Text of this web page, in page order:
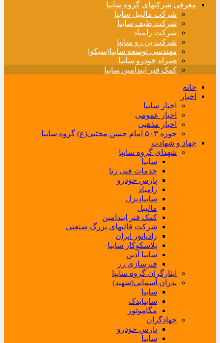
معرفی شرکتهای گروه سایپا
شرکت مالیبل سایپا
شرکت طیف سایپا
شرکت زامیاد
شرکت بن رو سایپا
مهندسی توسعه سایپا(سیکو)
همراه خودرو سایپا
کمک فنر ایندامین سایپا
خانه
اخبار
اخبار سایپا
اخبار عمومی
اخبار مذهبی
حوزه ۵۰۳ امام حسن مجتبی(ع) گروه سایپا
جهاد و شهادت
شهدای گروه سایپا
سایپا
خدمات فنی رنا
پارس خودرو
زامیاد
سایپادیزل
مالیبل
کمک فنر ایندامین
شرکت قالبهای بزرگ صنعتی
رادیاتور ایران
پلاسکوکار سایپا
سایپا آذین
فنرسازی زر
ایثارگران گروه سایپا
پدران آسمانی(شهید)
سایپا
سایپایدک
مگاموتور
جهادگران
پارس خودرو
سایپا